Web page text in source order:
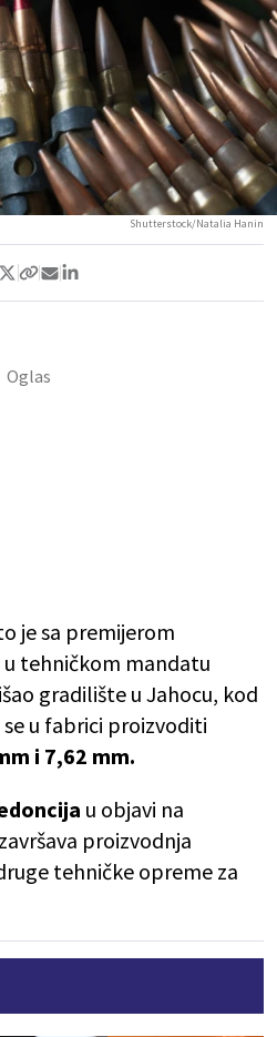
Shutterstock/Natalia Hanin
je sa premijerom
tehničkom mandatu
gradilište u Jahocu, kod
se u fabrici proizvoditi
i 7,62 mm.
u objavi na
proizvodnja
tehničke opreme za